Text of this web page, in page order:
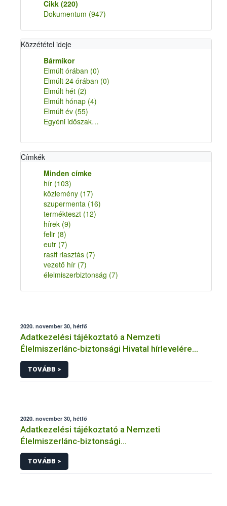
Cikk (220)
Dokumentum (947)
Közzététel ideje
Bármikor
Elmúlt órában (0)
Elmúlt 24 órában (0)
Elmúlt hét (2)
Elmúlt hónap (4)
Elmúlt év (55)
Egyéni időszak…
Címkék
Minden címke
hír (103)
közlemény (17)
szupermenta (16)
termékteszt (12)
hírek (9)
felir (8)
eutr (7)
rasff riasztás (7)
vezető hír (7)
élelmiszerbiztonság (7)
2020. november 30, hétfő
Adatkezelési tájékoztató a Nemzeti
Élelmiszerlánc-biztonsági Hivatal hírlevelére
történő regisztrációhoz kapcsolódó
adatkezelések vonatkozásában
TOVÁBB >
2020. november 30, hétfő
Adatkezelési tájékoztató a Nemzeti
Élelmiszerlánc-biztonsági
Hivatal tevékenységéhez kötődő érintetti jogok
gyakorlásával összefüggő adatkezeléseihez
TOVÁBB >